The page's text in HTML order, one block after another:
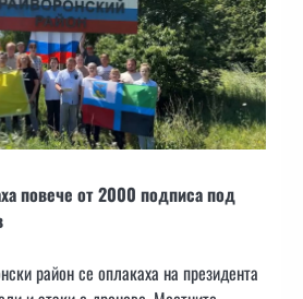
повече от 2000 подписа под
район се оплакаха на президента